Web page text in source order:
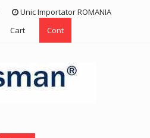
Unic Importator ROMANIA
Cart Cont